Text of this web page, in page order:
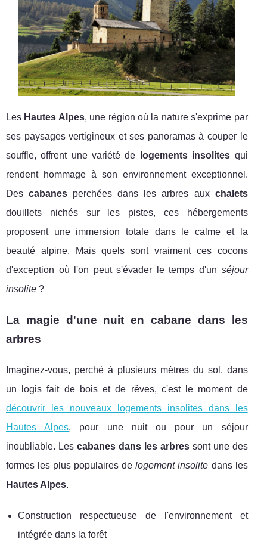
Les Hautes Alpes, une région où la nature s'exprime par
ses paysages vertigineux et ses panoramas à couper le
souffle, offrent une variété de
logements insolites qui
rendent hommage à son environnement exceptionnel.
Descabanes perchées dans les arbres aux chalets
douillets nichés sur les pistes, ces hébergements
proposent une immersion totale dans le calme et la
beauté alpine. Mais quels sont vraiment ces cocons
d'exception où l'on peut s'évader le temps d'un séjour
insolite ?
La magie d'une nuit en cabane dans les
arbres
Imaginez-vous, perché à plusieurs mètres du sol, dans
un logis fait de bois et de rêves, c'est le moment de
découvrir les nouveaux logements insolites dans les
Hautes Alpes, pour une nuit ou pour un séjour
inoubliable. Les cabanes dans les arbressont une des
formes les plus populaires delogement insolite dans les
Hautes Alpes.
Construction respectueuse de l'environnement et
intégrée dans la forêt